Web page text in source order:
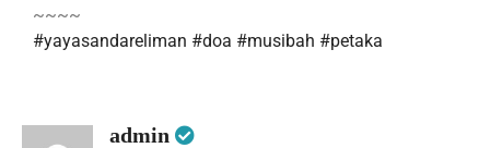
~~~~
#yayasandareliman #doa #musibah #petaka
admin